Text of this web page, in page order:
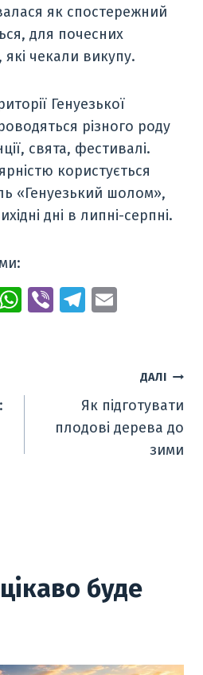
як спостережний
для почесних
чекали викупу.
Генуезької
різного роду
свята, фестивалі.
користується
«Генуезький шолом»,
дні в липні-серпні.
Pi
W
A
p
Vi
T
a
m
ДАЛІ
Як підготувати
плодові дерева до
зими
буде